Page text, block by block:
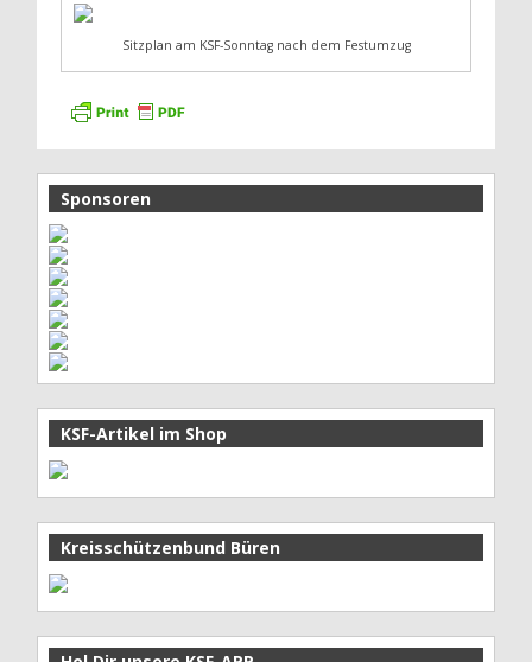
Sitzplan am KSF-Sonntag nach dem Festumzug
Sponsoren
KSF-Artikel im Shop
Kreisschützenbund Büren